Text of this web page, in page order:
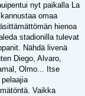
nyt paikalla La
omaa
hienoa
stadionilla tulevat
Nähdä livenä
Diego, Alvaro,
Olmo... Itse
Vaikka